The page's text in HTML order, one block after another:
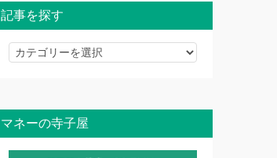
記事を探す
記
探
す
マネーの寺子屋